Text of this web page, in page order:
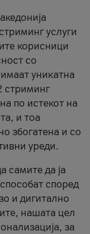
услуги
корисници
со
уникатна
стриминг
по истекот на
и тоа
збогатена и со
уреди.
самите да ја
според
и дигитално
нашата цел
за